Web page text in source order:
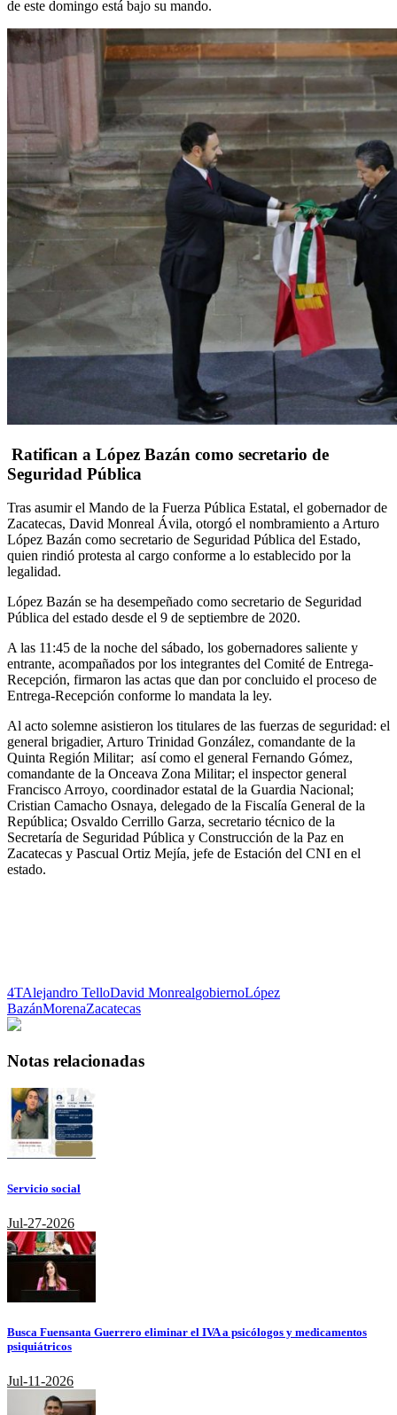
de este domingo está bajo su mando.
Ratifican a López Bazán como secretario de
Seguridad Pública
Tras asumir el Mando de la Fuerza Pública Estatal, el gobernador de
Zacatecas, David Monreal Ávila, otorgó el nombramiento a Arturo
López Bazán como secretario de Seguridad Pública del Estado,
quien rindió protesta al cargo conforme a lo establecido por la
legalidad.
López Bazán se ha desempeñado como secretario de Seguridad
Pública del estado desde el 9 de septiembre de 2020.
A las 11:45 de la noche del sábado, los gobernadores saliente y
entrante, acompañados por los integrantes del Comité de Entrega-
Recepción, firmaron las actas que dan por concluido el proceso de
Entrega-Recepción conforme lo mandata la ley.
Al acto solemne asistieron los titulares de las fuerzas de seguridad: el
general brigadier, Arturo Trinidad González, comandante de la
Quinta Región Militar; así como el general Fernando Gómez,
comandante de la Onceava Zona Militar; el inspector general
Francisco Arroyo, coordinador estatal de la Guardia Nacional;
Cristian Camacho Osnaya, delegado de la Fiscalía General de la
República; Osvaldo Cerrillo Garza, secretario técnico de la
Secretaría de Seguridad Pública y Construcción de la Paz en
Zacatecas y Pascual Ortiz Mejía, jefe de Estación del CNI en el
estado.
4TAlejandro TelloDavid MonrealgobiernoLópez
BazánMorenaZacatecas
Notas relacionadas
Servicio social
Jul-27-2026
Busca Fuensanta Guerrero eliminar el IVA a psicólogos y medicamentos
psiquiátricos
Jul-11-2026